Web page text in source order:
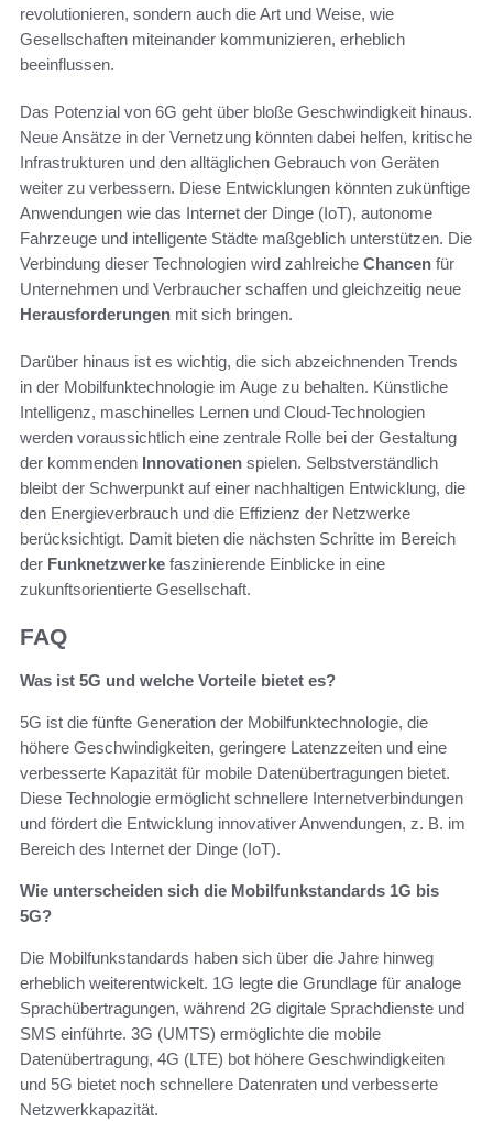
revolutionieren, sondern auch die Art und Weise, wie
Gesellschaften miteinander kommunizieren, erheblich
beeinflussen.
Das Potenzial von 6G geht über bloße Geschwindigkeit hinaus.
Neue Ansätze in der Vernetzung könnten dabei helfen, kritische
Infrastrukturen und den alltäglichen Gebrauch von Geräten
weiter zu verbessern. Diese Entwicklungen könnten zukünftige
Anwendungen wie das Internet der Dinge (IoT), autonome
Fahrzeuge und intelligente Städte maßgeblich unterstützen. Die
Verbindung dieser Technologien wird zahlreiche Chancen für
Unternehmen und Verbraucher schaffen und gleichzeitig neue
Herausforderungen mit sich bringen.
Darüber hinaus ist es wichtig, die sich abzeichnenden Trends
in der Mobilfunktechnologie im Auge zu behalten. Künstliche
Intelligenz, maschinelles Lernen und Cloud-Technologien
werden voraussichtlich eine zentrale Rolle bei der Gestaltung
der kommenden Innovationen spielen. Selbstverständlich
bleibt der Schwerpunkt auf einer nachhaltigen Entwicklung, die
den Energieverbrauch und die Effizienz der Netzwerke
berücksichtigt. Damit bieten die nächsten Schritte im Bereich
der Funknetzwerke faszinierende Einblicke in eine
zukunftsorientierte Gesellschaft.
FAQ
Was ist 5G und welche Vorteile bietet es?
5G ist die fünfte Generation der Mobilfunktechnologie, die
höhere Geschwindigkeiten, geringere Latenzzeiten und eine
verbesserte Kapazität für mobile Datenübertragungen bietet.
Diese Technologie ermöglicht schnellere Internetverbindungen
und fördert die Entwicklung innovativer Anwendungen, z. B. im
Bereich des Internet der Dinge (IoT).
Wie unterscheiden sich die Mobilfunkstandards 1G bis
5G?
Die Mobilfunkstandards haben sich über die Jahre hinweg
erheblich weiterentwickelt. 1G legte die Grundlage für analoge
Sprachübertragungen, während 2G digitale Sprachdienste und
SMS einführte. 3G (UMTS) ermöglichte die mobile
Datenübertragung, 4G (LTE) bot höhere Geschwindigkeiten
und 5G bietet noch schnellere Datenraten und verbesserte
Netzwerkkapazität.